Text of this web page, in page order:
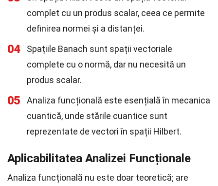
complet cu un produs scalar, ceea ce permite
definirea normei și a distanței.
04
Spațiile Banach sunt spații vectoriale
complete cu o normă, dar nu necesită un
produs scalar.
05
Analiza funcțională este esențială în mecanica
cuantică, unde stările cuantice sunt
reprezentate de vectori în spații Hilbert.
Aplicabilitatea Analizei Funcționale
Analiza funcțională nu este doar teoretică; are